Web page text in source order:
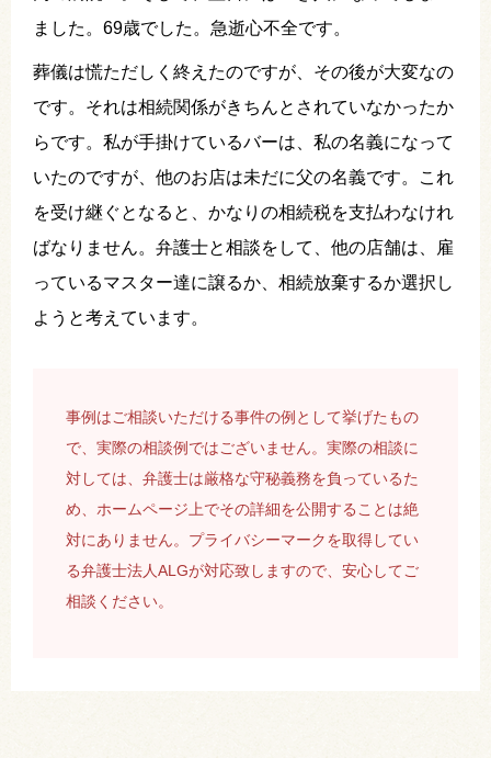
ました。69歳でした。急逝心不全です。
葬儀は慌ただしく終えたのですが、その後が大変なの
です。それは相続関係がきちんとされていなかったか
らです。私が手掛けているバーは、私の名義になって
いたのですが、他のお店は未だに父の名義です。これ
を受け継ぐとなると、かなりの相続税を支払わなけれ
ばなりません。弁護士と相談をして、他の店舗は、雇
っているマスター達に譲るか、相続放棄するか選択し
ようと考えています。
事例はご相談いただける事件の例として挙げたもの
で、実際の相談例ではございません。実際の相談に
対しては、弁護士は厳格な守秘義務を負っているた
め、ホームページ上でその詳細を公開することは絶
対にありません。プライバシーマークを取得してい
る弁護士法人ALGが対応致しますので、安心してご
相談ください。